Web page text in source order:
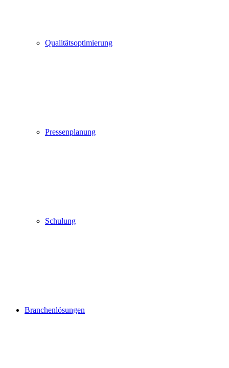
Qualitätsoptimierung
Pressenplanung
Schulung
Branchenlösungen